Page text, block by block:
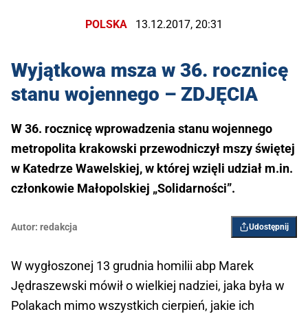
POLSKA 13.12.2017, 20:31
Wyjątkowa msza w 36. rocznicę
stanu wojennego – ZDJĘCIA
W 36. rocznicę wprowadzenia stanu wojennego
metropolita krakowski przewodniczył mszy świętej
w Katedrze Wawelskiej, w której wzięli udział m.in.
członkowie Małopolskiej „Solidarności”.
Autor: redakcja Udostępnij
W wygłoszonej 13 grudnia homilii abp Marek
Jędraszewski mówił o wielkiej nadziei, jaka była w
Polakach mimo wszystkich cierpień, jakie ich